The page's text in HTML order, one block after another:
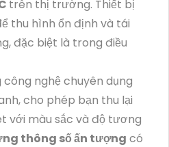
trên thị trường. Thiết bị
thu hình ổn định và tái
đặc biệt là trong điều
nghệ chuyên dụng
cho phép bạn thu lại
với màu sắc và độ tương
thông số ấn tượng có